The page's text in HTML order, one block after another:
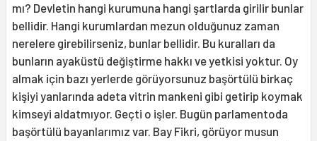
mı? Devletin hangi kurumuna hangi şartlarda girilir bunlar
bellidir. Hangi kurumlardan mezun olduğunuz zaman
nerelere girebilirseniz, bunlar bellidir. Bu kuralları da
bunların ayaküstü değiştirme hakkı ve yetkisi yoktur. Oy
almak için bazı yerlerde görüyorsunuz başörtülü birkaç
kişiyi yanlarında adeta vitrin mankeni gibi getirip koymak
kimseyi aldatmıyor. Geçti o işler. Bugün parlamentoda
başörtülü bayanlarımız var. Bay Fikri, görüyor musun